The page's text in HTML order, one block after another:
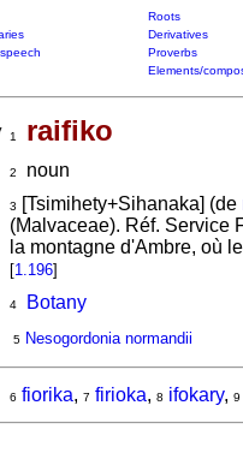
Roots
Derivatives
Proverbs
Elements/
1 raifiko
2
noun
3 [Tsimihety+Sihanaka] (de
(Malvaceae). Réf. Service
la montagne d'Ambre, où
[1.196]
4
Botany
5 Nesogordonia normandii
6 fiorika, 7 firioka, 8 ifokary, 9